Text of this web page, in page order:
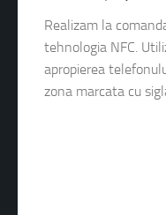
Realizam la
tehnologia NFC.
apropierea
zona marcata cu